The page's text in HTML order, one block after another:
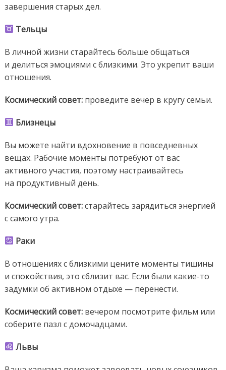
завершения старых дел.
Тельцы
В личной жизни старайтесь больше общаться
и делиться эмоциями с близкими. Это укрепит ваши
отношения.
Космический совет: проведите вечер в кругу семьи.
Близнецы
Вы можете найти вдохновение в повседневных
вещах. Рабочие моменты потребуют от вас
активного участия, поэтому настраивайтесь
на продуктивный день.
Космический совет:старайтесь зарядиться энергией
с самого утра.
Раки
В отношениях с близкими цените моменты тишины
и спокойствия, это сблизит вас. Если были какие-то
задумки об активном отдыхе — перенести.
Космическийсовет: вечером посмотрите фильм или
соберите пазл с домочадцами.
Львы